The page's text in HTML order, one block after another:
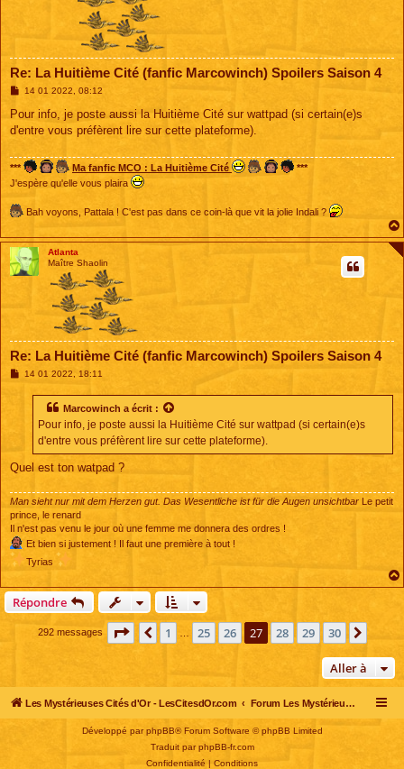
Re: La Huitième Cité (fanfic Marcowinch) Spoilers Saison 4
M
s
a
14 01 2022, 08:12
Pour info, je poste aussi la Huitième Cité sur wattpad (si certain(e)s
d'entre vous préfèrent lire sur cette plateforme).
*** Ma fanfic MCO : La Huitième Cité
***
J'espère qu'elle vous plaira
Bah voyons, Pattala ! C'est pas dans ce coin-là que vit la jolie Indali ?
Atlanta
Maître Shaolin
Re: La Huitième Cité (fanfic Marcowinch) Spoilers Saison 4
M14 01 2022, 18:11
Marcowinch a écrit :
Pour info, je poste aussi la Huitième Cité sur wattpad (si certain(e)s
d'entre vous préfèrent lire sur cette plateforme).
Quel est ton watpad ?
Man sieht nur mit dem Herzen gut. Das Wesentliche ist für die Augen unsichtbar Le petit
prince, le renard
Il n'est pas venu le jour où une femme me donnera des ordres !
Et bien si justement ! Il faut une première à tout !
Tyrias
Répondre
292 messages Page 27 sur 30
Précédente
1 25 26 27 28 29 30
Aller à
Les Mystérieuses Cités d'Or - LesCitesdOr.com Forum Les Mystérieuses Cités d'Or
Développé par phpBB® Forum Software © phpBB Limited
Traduit parphpBB-fr.com
Confidentialité | Conditions